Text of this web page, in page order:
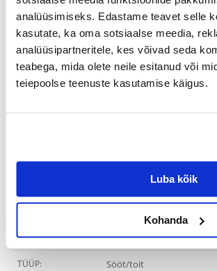
analüüsimiseks. Edastame teavet selle
kasutate, ka oma sotsiaalse meedia,
analüüsipartneritele, kes võivad seda
teabega, mida olete neile esitanud või
teiepoolse teenuste kasutamise käigus.
Luba kõik
Kohanda
Söötmise soovitused
Koera kaal:
8 kg: umbes 400 g / päev
20 kg: umbes 800 g / päev
52 kg: umbes 1600 g / päev
aktiivsusest. Ärge unustage pakkuda oma
Universaalne
TOOTESARI:
TÜÜP: Sööt/toit